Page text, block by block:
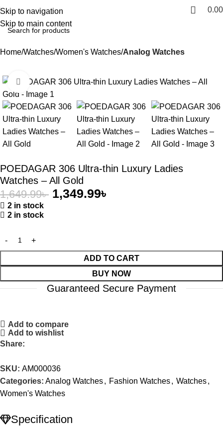
Skip to navigation
Skip to main content
0.00
Home Watches Women's Watches Analog Watches
-18%
Click to enlarge
POEDAGAR 306 Ultra-thin Luxury Ladies
Watches – All Gold
1,649.99৳ 1,349.99৳
2 in stock
2 in stock
ADD TO CART
BUY NOW
Guaranteed Secure Payment
Add to compare
Add to wishlist
Share:
SKU: AM000036
Categories: Analog Watches, Fashion Watches, Watches,
Women's Watches
Specification